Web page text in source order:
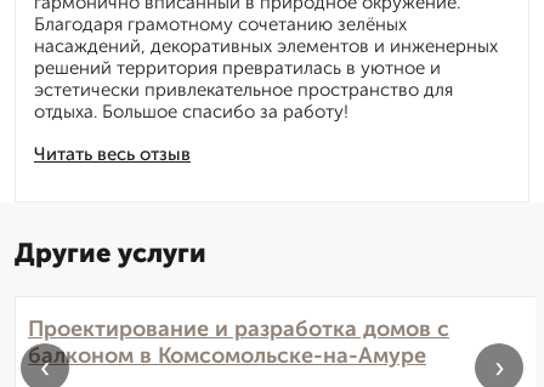
Читать весь отзыв
Благодаря грамотному сочетанию зелёных
насаждений, декоративных элементов и инженерных
решений территория превратилась в уютное и
эстетически привлекательное пространство для
отдыха. Большое спасибо за работу!
Другие услуги
Проектирование и разработка домов с
балконом в Комсомольске-на-Амуре
‹ ›